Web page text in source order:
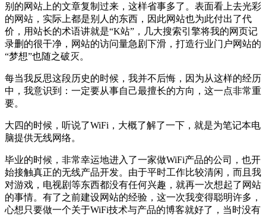
别的网站上的文章复制过来，这样省事多了。表面看上去光彩
的网站，实际上都是别人的东西，因此网站也为此付出了代
价，用站长的术语讲就是“K站”，几大搜索引擎将我的网页记
录删的很干净，网站的访问量急剧下滑，打造行业门户网站的
“梦想”也随之破灭。
每当我反思这段历史的时候，我并不后悔，因为从这样的经历
中，我意识到：一定要从事自己最擅长的方向，这一点非常重
要。
大四的时候，听说了WiFi，大概了解了一下，就是为笔记本电
脑提供无线网络。
毕业的时候，非常幸运地进入了一家做WiFi产品的公司，也开
始接触真正的无线产品开发。由于平时工作比较清闲，而且我
对游戏，电视剧等东西都没有任何兴趣，就再一次想起了网站
的事情。有了之前建设网站的经验，这一次我变得聪明许多，
心想只要做一个关于WiFi技术与产品的博客就好了，当时没有